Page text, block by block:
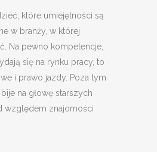
które umiejętności są
w branży, w której
Na pewno kompetencje,
się na rynku pracy, to
i prawo jazdy. Poza tym
na głowę starszych
względem znajomości